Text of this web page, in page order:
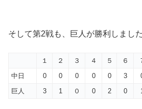
そして第2戦も、巨人が勝利しました
１ ２ ３ ４ ５ ６
中日
0 0 0 0 0 3
巨人
3 1 ０ 0 2 0 1